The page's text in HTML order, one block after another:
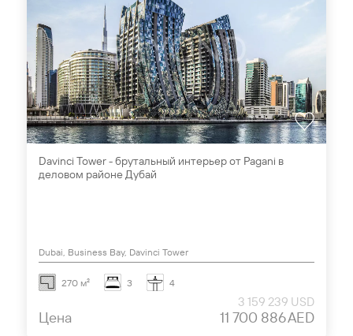
Davinci Tower - брутальный интерьер от Pagani в
деловом районе Дубай
Dubai, Business Bay, Davinci Tower
270 м² 3 4
Цена
3 159 239 USD
11 700 886 AED